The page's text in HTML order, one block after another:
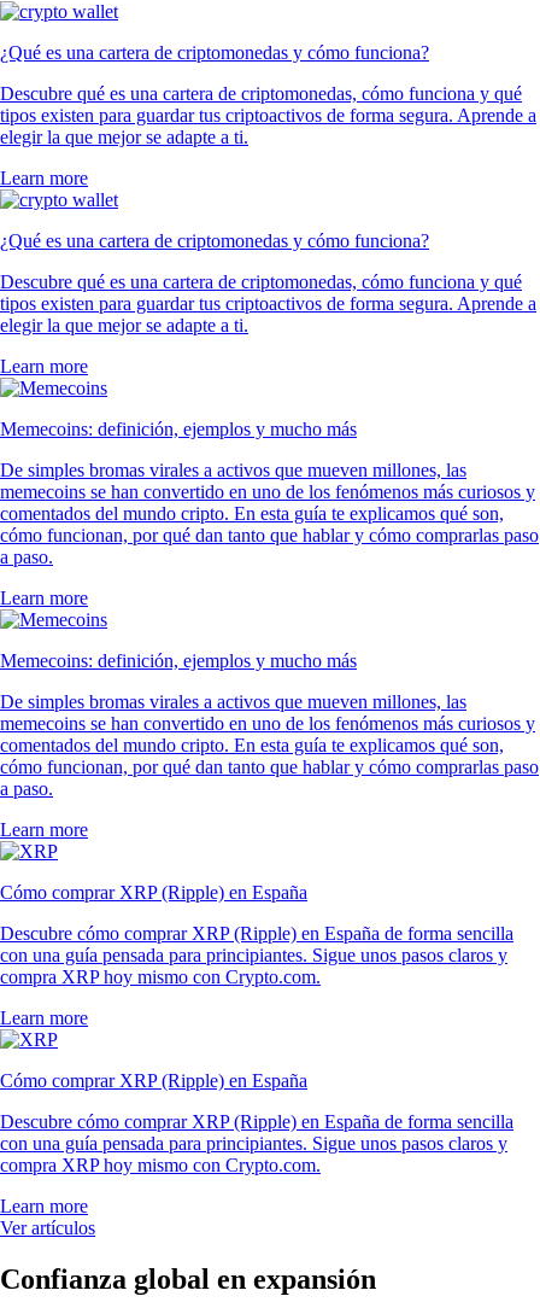
¿Qué es una cartera de criptomonedas y cómo funciona?
Descubre qué es una cartera de criptomonedas, cómo funciona y qué
tipos existen para guardar tus criptoactivos de forma segura. Aprende a
elegir la que mejor se adapte a ti.
Learn more
¿Qué es una cartera de criptomonedas y cómo funciona?
Descubre qué es una cartera de criptomonedas, cómo funciona y qué
tipos existen para guardar tus criptoactivos de forma segura. Aprende a
elegir la que mejor se adapte a ti.
Learn more
Memecoins: definición, ejemplos y mucho más
De simples bromas virales a activos que mueven millones, las
memecoins se han convertido en uno de los fenómenos más curiosos y
comentados del mundo cripto. En esta guía te explicamos qué son,
cómo funcionan, por qué dan tanto que hablar y cómo comprarlas paso
a paso.
Learn more
Memecoins: definición, ejemplos y mucho más
De simples bromas virales a activos que mueven millones, las
memecoins se han convertido en uno de los fenómenos más curiosos y
comentados del mundo cripto. En esta guía te explicamos qué son,
cómo funcionan, por qué dan tanto que hablar y cómo comprarlas paso
a paso.
Learn more
Cómo comprar XRP (Ripple) en España
Descubre cómo comprar XRP (Ripple) en España de forma sencilla
con una guía pensada para principiantes. Sigue unos pasos claros y
compra XRP hoy mismo con Crypto.com.
Learn more
Cómo comprar XRP (Ripple) en España
Descubre cómo comprar XRP (Ripple) en España de forma sencilla
con una guía pensada para principiantes. Sigue unos pasos claros y
compra XRP hoy mismo con Crypto.com.
Learn more
Ver artículos
Confianza global en expansión